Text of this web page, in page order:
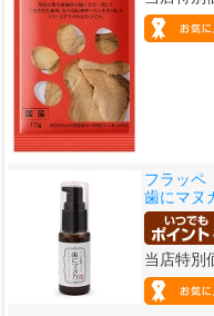
フラッペ
歯にマヌ
当店特別